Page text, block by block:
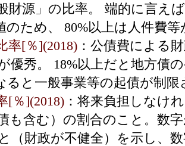
財源」の比率。 端的に言え
のため、 80%以上は人件費
率[％](2018) ：公債費による
優秀。 18%以上だと地方債
ると一般事業等の起債が制限
[％](2018) ：将来負担しなけ
も含む）の割合のこと。数
（財政が不健全）を示し、